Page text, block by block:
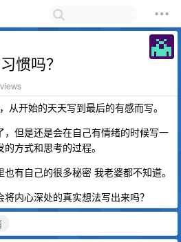
惯吗？
从开始的天天写到最后的有感而写。
，但是还是会在自己有情绪的时候写一
方式和思考的过程。
有自己的很多秘密 我老婆都不知道。
内心深处的真实想法写出来吗？